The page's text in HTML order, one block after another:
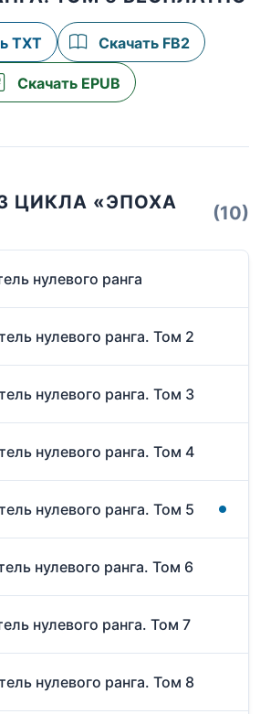
TXT Скачать FB2
Скачать EPUB
ЦИКЛА «ЭПОХА
(10)
нулевого ранга
нулевого ранга. Том 2
нулевого ранга. Том 3
нулевого ранга. Том 4
нулевого ранга. Том 5
нулевого ранга. Том 6
нулевого ранга. Том 7
нулевого ранга. Том 8